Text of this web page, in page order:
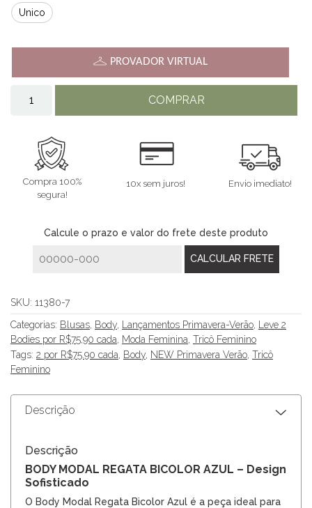
Único
PROVADOR VIRTUAL
COMPRAR
Compra 100%
segura!
10x sem juros! Envio imediato!
Calcule o prazo e valor do frete deste produto
SKU: 11380-7
Categorias: Blusas, Body, Lançamentos Primavera-Verão, Leve 2
Bodies por R$75,90 cada, Moda Feminina, Tricô Feminino
Tags: 2 por R$75.90 cada, Body, NEW Primavera Verão, Tricô
Feminino
Descrição
Descrição
BODY MODAL REGATA BICOLOR AZUL – Design
Sofisticado
O Body Modal Regata Bicolor Azul é a peça ideal para